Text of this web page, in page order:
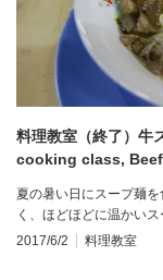
料理教室（終了）牛
cooking class, Beef
夏の暑い日にスープ麺
く、ほどほどに温かいス
2017/6/2
料理教室